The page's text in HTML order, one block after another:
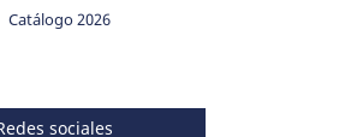
Catálogo 2026
sociales